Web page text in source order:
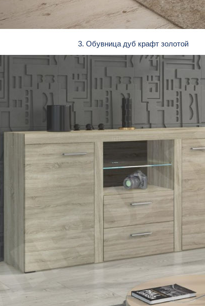
3. Обувница дуб крафт золотой